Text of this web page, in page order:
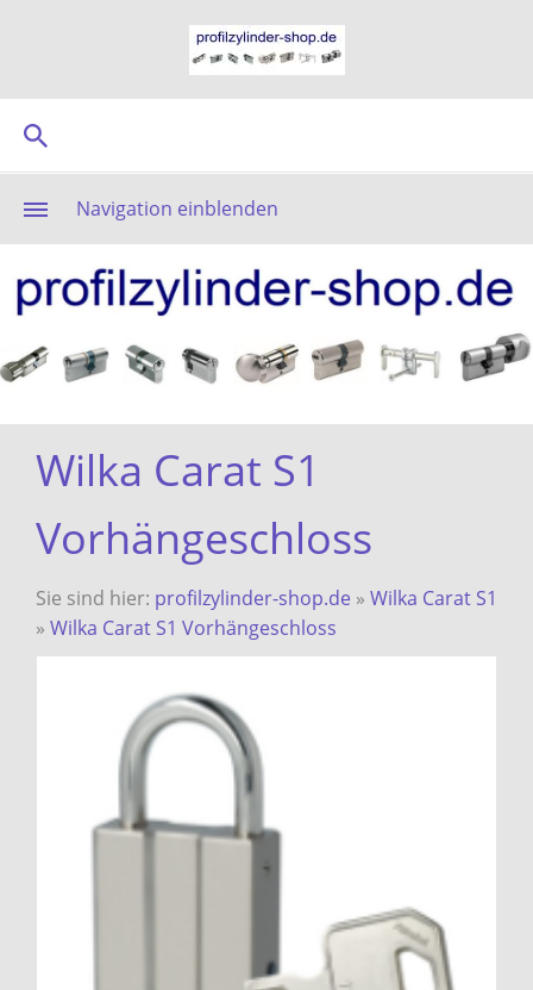
Navigation einblenden
Wilka Carat S1
Vorhängeschloss
Sie sind hier: profilzylinder-shop.de » Wilka Carat S1
» Wilka Carat S1 Vorhängeschloss